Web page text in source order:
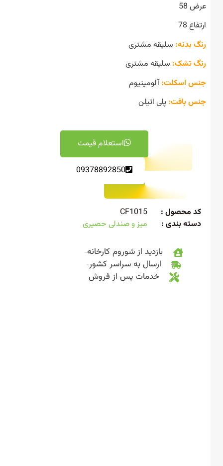
بدنه:سلیقه مشتری
تشک:سلیقه مشتری
اسکلت: آلومینیوم
بافت:پلی اتیلن
استعلام قیمت
09378892850
محصول :
CF1015
بندی :
میز و صندلی حصیری
بازدید از شوروم کارخانه
ارسال به سراسر کشور
خدمات پس از فروش